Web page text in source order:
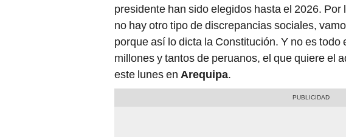
presidente han sido elegidos hasta el 2026.
no hay otro tipo de discrepancias sociales,
porque así lo dicta la Constitución. Y no es todo
millones y tantos de peruanos, el que quiere el
este lunes en Arequipa.